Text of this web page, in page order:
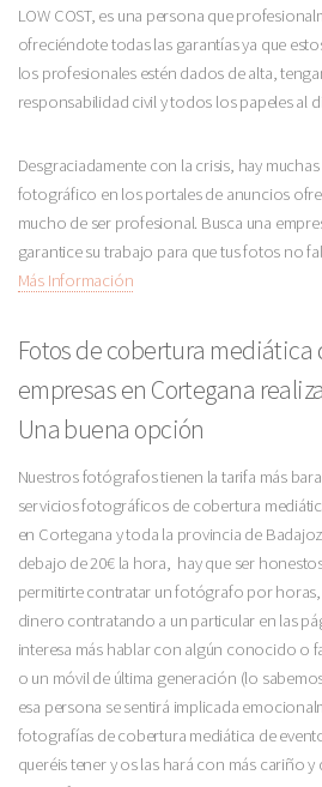
LOW COST, es una persona que
ofreciéndote todas las garantías ya que
los profesionales estén dados de alta,
responsabilidad civil y todos los papeles al
Desgraciadamente con la crisis, hay
fotográfico en los portales de anuncios
mucho de ser profesional. Busca una
garantice su trabajo para que tus fotos no
Más Información
Fotos de cobertura mediática
empresas en Cortegana
Una buena opción
Nuestros fotógrafos tienen la tarifa más
servicios fotográficos de cobertura
en Cortegana y toda la provincia de
debajo de 20€ la hora, hay que ser
permitirte contratar un fotógrafo por horas,
dinero contratando a un particular en las
interesa más hablar con algún conocido o
o un móvil de última generación (lo
esa persona se sentirá implicada
fotografías de cobertura mediática de
queréis tener y os las hará con más cariño